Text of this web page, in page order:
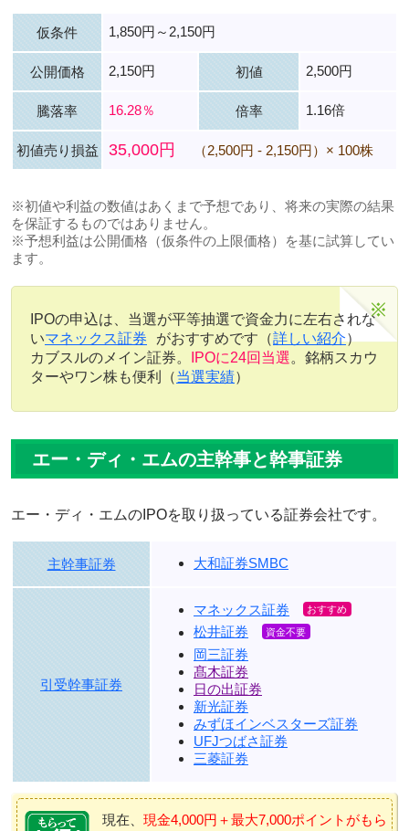
仮条件 1,850円～2,150円
公開価格 2,150円 初値 2,500円
騰落率 16.28％ 倍率 1.16倍
初値売り損益 35,000円 （2,500円 - 2,150円）× 100株
※初値や利益の数値はあくまで予想であり、将来の実際の結果
を保証するものではありません。
※予想利益は公開価格（仮条件の上限価格）を基に試算してい
ます。
IPOの申込は、当選が平等抽選で資金力に左右されな
いマネックス証券 がおすすめです（詳しい紹介）
カブスルのメイン証券。
IPOに24回当選。銘柄スカウ
ターやワン株も便利（当選実績）
エー・ディ・エムの主幹事と幹事証券
エー・ディ・エムのIPOを取り扱っている証券会社です。
主幹事証券 大和証券SMBC
引受幹事証券
マネックス証券
松井証券
岡三証券
髙木証券
日の出証券
新光証券
みずほインベスターズ証券
UFJつばさ証券
三菱証券
現在、 現金4,000円＋最大7,000ポイントがもら